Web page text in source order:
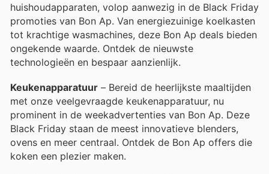
huishoudapparaten, volop aanwezig in de Black Friday
promoties van Bon Ap. Van energiezuinige koelkasten
tot krachtige wasmachines, deze Bon Ap deals bieden
ongekende waarde. Ontdek de nieuwste
technologieën en bespaar aanzienlijk.
Keukenapparatuur – Bereid de heerlijkste maaltijden
met onze veelgevraagde keukenapparatuur, nu
prominent in de weekadvertenties van Bon Ap. Deze
Black Friday staan de meest innovatieve blenders,
ovens en meer centraal. Ontdek de Bon Ap offers die
koken een plezier maken.